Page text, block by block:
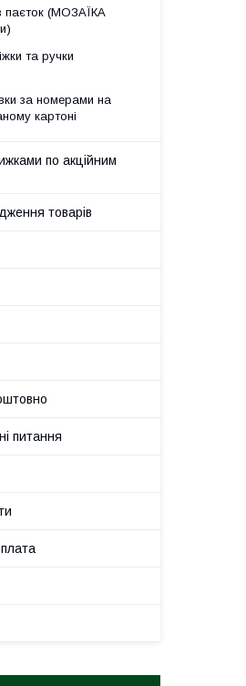
паєток (МОЗАЇКА
та ручки
за номерами на
картоні
по акційним
товарів
питання